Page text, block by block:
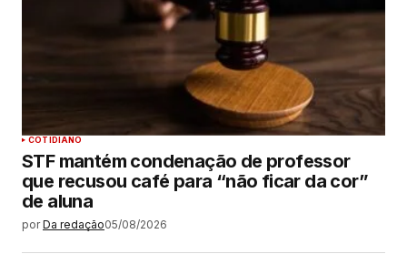
COTIDIANO
STF mantém condenação de professor
que recusou café para “não ficar da cor”
de aluna
por Da redação05/08/2026